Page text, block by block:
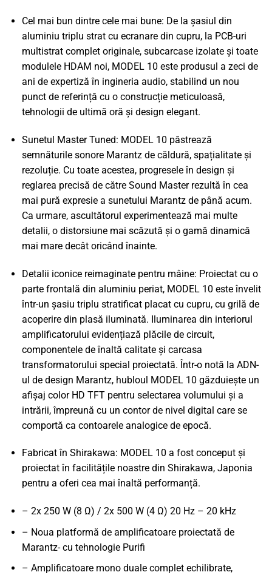
Cel mai bun dintre cele mai bune: De la șasiul din
aluminiu triplu strat cu ecranare din cupru, la PCB-uri
multistrat complet originale, subcarcase izolate și toate
modulele HDAM noi, MODEL 10 este produsul a zeci de
ani de expertiză în ingineria audio, stabilind un nou
punct de referință cu o construcție meticuloasă,
tehnologii de ultimă oră și design elegant.
Sunetul Master Tuned: MODEL 10 păstrează
semnăturile sonore Marantz de căldură, spațialitate și
rezoluție. Cu toate acestea, progresele în design și
reglarea precisă de către Sound Master rezultă în cea
mai pură expresie a sunetului Marantz de până acum.
Ca urmare, ascultătorul experimentează mai multe
detalii, o distorsiune mai scăzută și o gamă dinamică
mai mare decât oricând înainte.
Detalii iconice reimaginate pentru mâine: Proiectat cu o
parte frontală din aluminiu periat, MODEL 10 este învelit
într-un șasiu triplu stratificat placat cu cupru, cu grilă de
acoperire din plasă iluminată. Iluminarea din interiorul
amplificatorului evidențiază plăcile de circuit,
componentele de înaltă calitate și carcasa
transformatorului special proiectată. Într-o notă la ADN-
ul de design Marantz, hubloul MODEL 10 găzduiește un
afișaj color HD TFT pentru selectarea volumului și a
intrării, împreună cu un contor de nivel digital care se
comportă ca contoarele analogice de epocă.
Fabricat în Shirakawa: MODEL 10 a fost conceput și
proiectat în facilitățile noastre din Shirakawa, Japonia
pentru a oferi cea mai înaltă performanță.
– 2x 250 W (8 Ω) / 2x 500 W (4 Ω) 20 Hz – 20 kHz
– Noua platformă de amplificatoare proiectată de
Marantz- cu tehnologie Purifi
– Amplificatoare mono duale complet echilibrate,